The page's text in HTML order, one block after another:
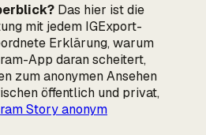
Das hier ist die
mit jedem IGExport-
Erklärung, warum
App daran scheitert,
zum anonymen Ansehen
öffentlich und privat,
Story anonym